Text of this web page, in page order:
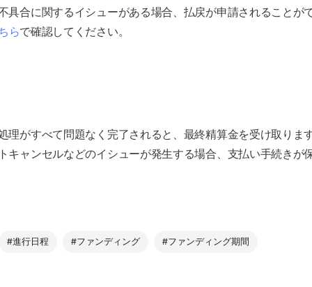
具合に関するイシューがある場合、払戻が申請されることが
らで確認してください。
理がすべて問題なく完了されると、最終精算金を受け取りま
キャンセルなどのイシューが発生する場合、支払い手続きが
#進行日程 #ファンディング #ファンディング期間